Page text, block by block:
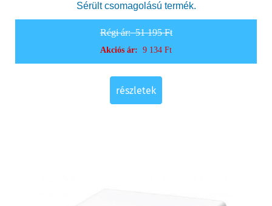
Sérült csomagolású termék.
Régi ár:51 195 Ft
Akciós ár: 9 134 Ft
részletek